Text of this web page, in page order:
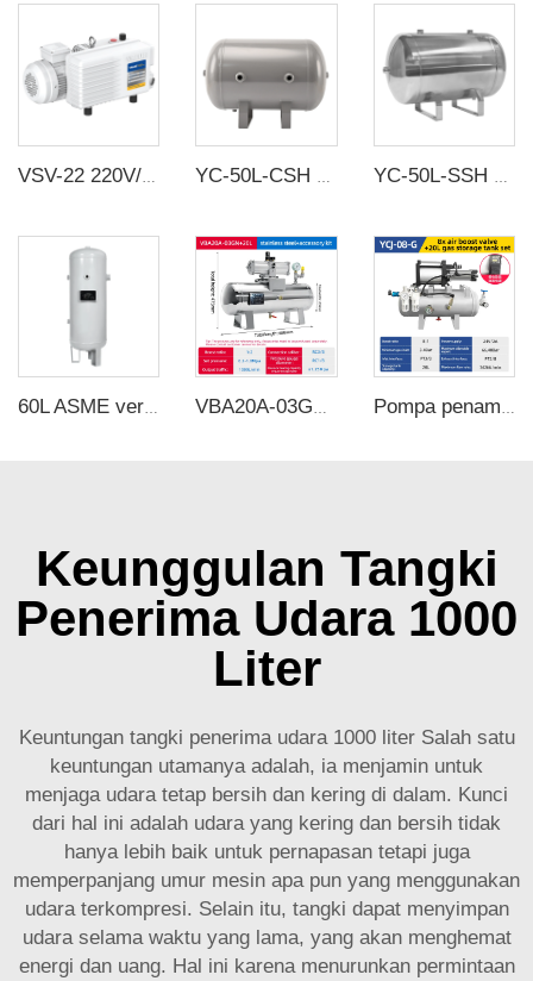
60L ASME vertical air tanks ASME UM air storage tanks dari produsen tangki bertekanan carbon steel VBA20A-03GN katup booster 2 kali dengan tangki penguat baja tahan karat 20L Pompa penambah udara 8 kali lipat YCJ-08-G dengan tangki penyimpanan udara 20L
Keunggulan Tangki
Penerima Udara 1000
Liter
Keuntungan tangki penerima udara 1000 liter Salah satu
keuntungan utamanya adalah, ia menjamin untuk
menjaga udara tetap bersih dan kering di dalam. Kunci
dari hal ini adalah udara yang kering dan bersih tidak
hanya lebih baik untuk pernapasan tetapi juga
memperpanjang umur mesin apa pun yang menggunakan
udara terkompresi. Selain itu, tangki dapat menyimpan
udara selama waktu yang lama, yang akan menghemat
energi dan uang. Hal ini karena menurunkan permintaan